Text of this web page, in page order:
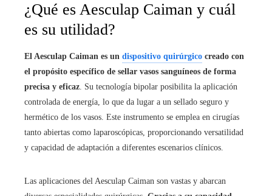
¿Qué es Aesculap Caiman y cuál
es su utilidad?
El Aesculap Caiman es un dispositivo quirúrgico creado con
el propósito específico de sellar vasos sanguíneos de forma
precisa y eficaz. Su tecnología bipolar posibilita la aplicación
controlada de energía, lo que da lugar a un sellado seguro y
hermético de los vasos. Este instrumento se emplea en cirugías
tanto abiertas como laparoscópicas, proporcionando versatilidad
y capacidad de adaptación a diferentes escenarios clínicos.
Las aplicaciones del Aesculap Caiman son vastas y abarcan